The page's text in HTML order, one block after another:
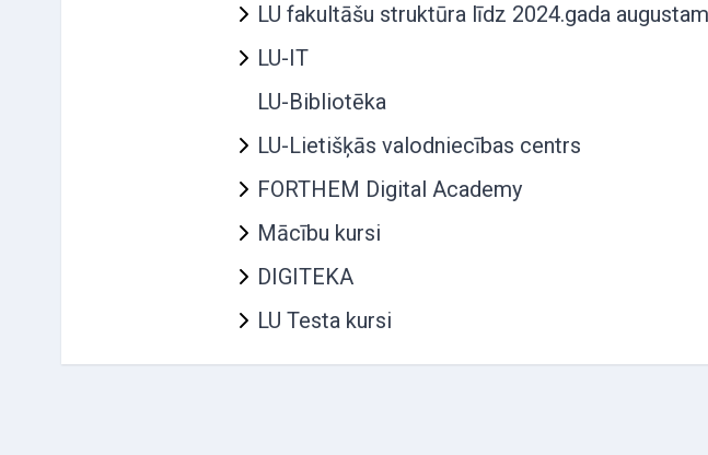
LU fakultāšu struktūra līdz 2024.gada augustam
LU-IT
LU-Bibliotēka
LU-Lietišķās valodniecības centrs
FORTHEM Digital Academy
Mācību kursi
DIGITEKA
LU Testa kursi